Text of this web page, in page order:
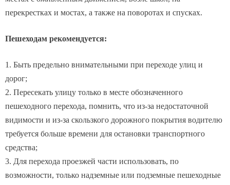
перекрестках и мостах, а также на поворотах и спусках.
2. Пересекать улицу только в месте обозначенного
пешеходного перехода, помнить, что из-за недостаточной
видимости и из-за скользкого дорожного покрытия водителю
требуется больше времени для остановки транспортного
средства;
3. Для перехода проезжей части использовать, по
возможности, только надземные или подземные пешеходные